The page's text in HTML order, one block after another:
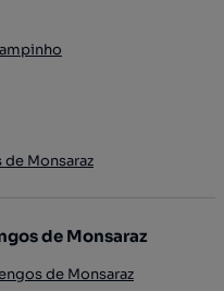
Monsaraz
de Monsaraz
de Monsaraz